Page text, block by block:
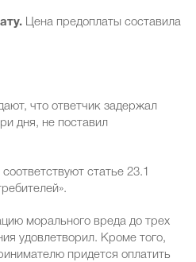
Цена предоплаты составила
что ответчик задержал
дня, не поставил
статье 23.1
морального вреда до трех
удовлетворил. Кроме того,
придется оплатить